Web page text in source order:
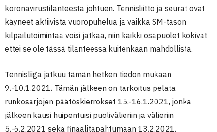
koronavirustilanteesta johtuen. Tennisliitto ja seurat ovat
käyneet aktiivista vuoropuhelua ja vaikka SM-tason
kilpailutoimintaa voisi jatkaa, niin kaikki osapuolet kokivat
ettei se ole tässä tilanteessa kuitenkaan mahdollista.
Tennisliiga jatkuu tämän hetken tiedon mukaan
9.-10.1.2021. Tämän jälkeen on tarkoitus pelata
runkosarjojen päätöskierrokset 15.-16.1.2021, jonka
jälkeen kausi huipentuisi puolivälieriin ja välieriin
5.-6.2.2021 sekä finaalitapahtumaan 13.2.2021.